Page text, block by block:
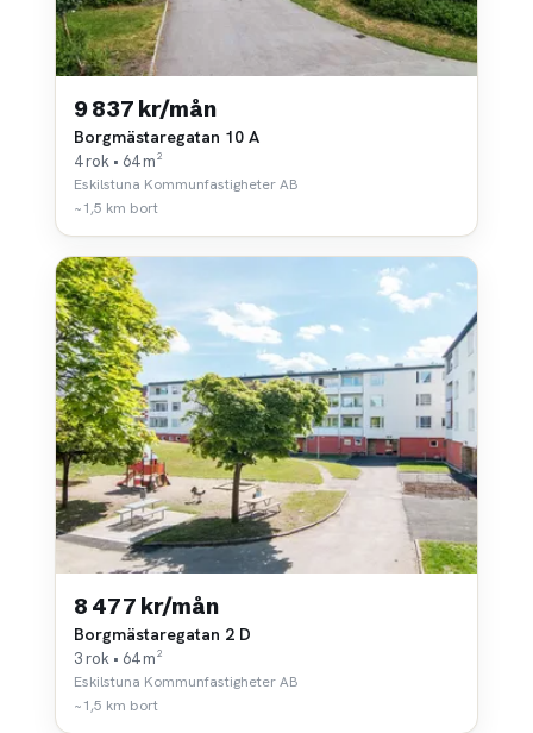
9 837 kr/mån
Borgmästaregatan 10 A
4 rok • 64 m²
Eskilstuna Kommunfastigheter AB
~1,5 km bort
8 477 kr/mån
Borgmästaregatan 2 D
3 rok • 64 m²
Eskilstuna Kommunfastigheter AB
~1,5 km bort